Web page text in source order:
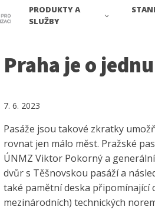
PRODUKTY A
SLUŽBY
Praha je o
7. 6. 2023
Pasáže jsou takové zkratky
rovnat jen málo měst. Pražské
ÚNMZ Viktor Pokorný a
dvůr s Těšnovskou pasáží a
také pamětní deska připomínající
mezinárodních) technických